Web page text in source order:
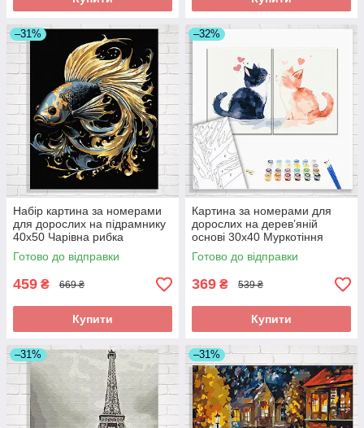
–31%
Набір картина за номерами
для дорослих на підрамнику
40x50 Чарівна рибка
середньої складності
Готово до відправки
459 ₴ 669 ₴
Купити
–32%
Картина за номерами для
дорослих на дерев’яній
основі 30x40 Муркотіння
кохання середньої складності
Готово до відправки
369 ₴ 539 ₴
Купити
–31% –31%